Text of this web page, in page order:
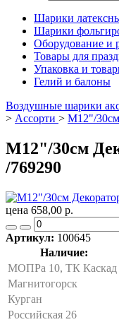
Шарики
Шарики
Оборудование и
Товары для
Упаковка и
Гелий и балоны
Воздушные шарики
> Ассорти > M12"/
M12"/30см
/769290
цена 658,00 р.
Артикул: 100645
Наличие:
МОПРа 10, ТК Каскад
Магнитогорск
Курган
Российская 26